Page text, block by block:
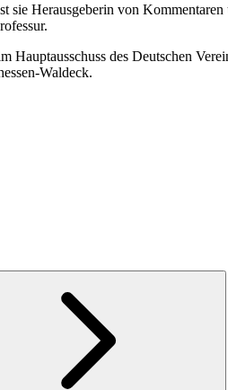
sie Herausgeberin von
des Deutschen
Waldeck.